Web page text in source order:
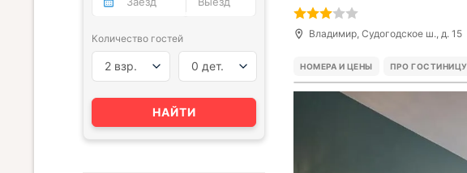
Владимир, Судогодское ш., д. 15
НОМЕРА И ЦЕНЫ ПРО ГОСТИНИЦУ
Количество гостей
2 взр. 0 дет.
НАЙТИ